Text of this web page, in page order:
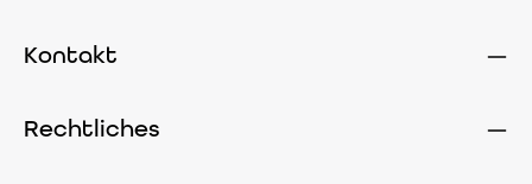
Kontakt
Rechtliches